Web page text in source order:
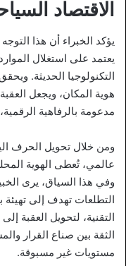
الاقتصاد
يؤكد الخبراء أن هذا
يعتمد على استغلال الموارد
التكنولوجيا الحديثة.
هوية المكان، ويجعل
مدعومة بالرفاهية
ومن خلال تحويل الحرف
عالمي، تُعطى الهوية
وفي هذا السياق، يرى
التطلعات تهدف إلى
التقنية، لتحويل العقبة
الثقة بين صناع القرار
مستويات غير مسبوقة.